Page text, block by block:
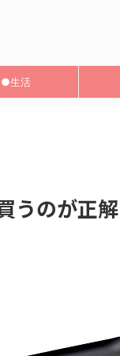
●生活
うのが正